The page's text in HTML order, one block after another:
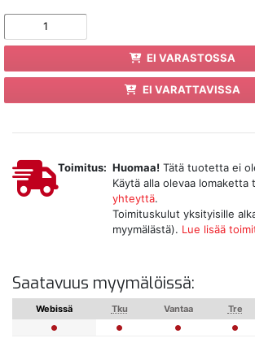
EI VARASTOSSA
EI VARATTAVISSA
Toimitus: Huomaa! Tätä tuotetta ei
Käytä alla olevaa lomaketta
yhteyttä.
Toimituskulut yksityisille
myymälästä). Lue lisää
Saatavuus myymälöissä:
Webissä Tku Vantaa Tre